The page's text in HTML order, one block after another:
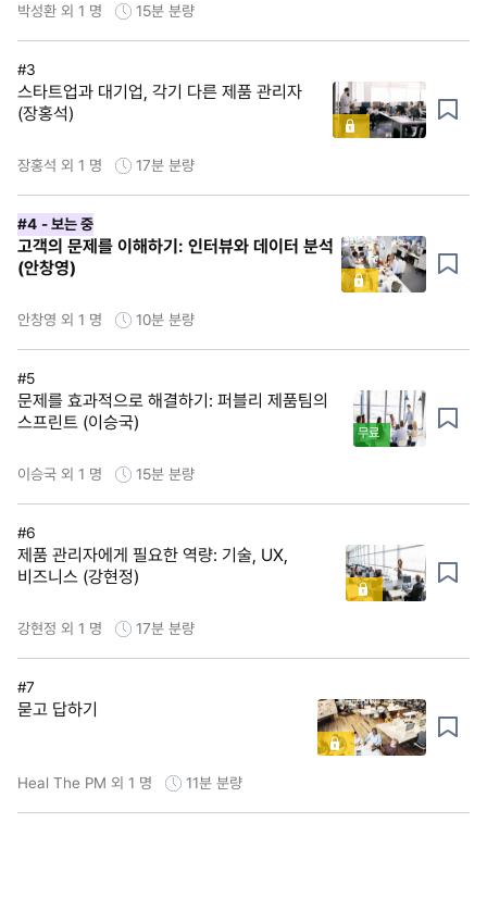
박성환 외 1 명 15분 분량
#3
스타트업과 대기업, 각기 다른 제품 관리자
(장홍석)
장홍석 외 1 명 17분 분량
#4 - 보는 중
고객의 문제를 이해하기: 인터뷰와 데이터 분석
(안창영)
안창영 외 1 명 10분 분량
#5
문제를 효과적으로 해결하기: 퍼블리 제품팀의
스프린트 (이승국)
무료
이승국 외 1 명 15분 분량
#6
제품 관리자에게 필요한 역량: 기술, UX,
비즈니스 (강현정)
강현정 외 1 명 17분 분량
#7
묻고 답하기
Heal The PM 외 1 명 11분 분량